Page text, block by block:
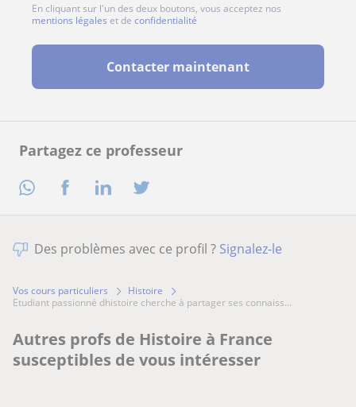
Partagez ce professeur
En cliquant sur l'un des deux boutons, vous acceptez nos
mentions légales et de confidentialité
Contacter maintenant
Des problèmes avec ce profil ? Signalez-le
Vos cours particuliers
Histoire
etudiant passionné dhistoire cherche à partager ses connaiss...
Autres profs de Histoire à France
susceptibles de vous intéresser